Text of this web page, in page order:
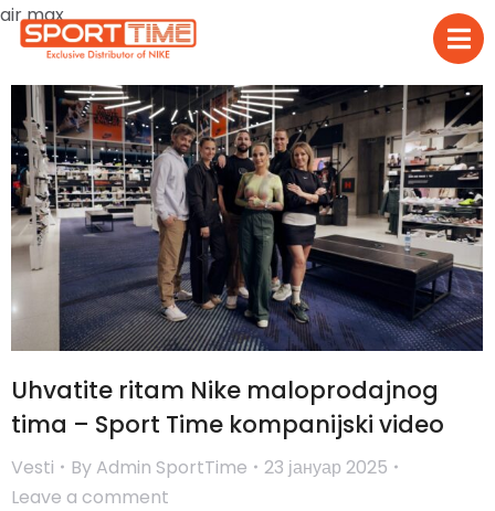
air max
Uhvatite ritam Nike maloprodajnog
tima – Sport Time kompanijski video
Vesti By Admin SportTime
23 јануар 2025
Leave a comment